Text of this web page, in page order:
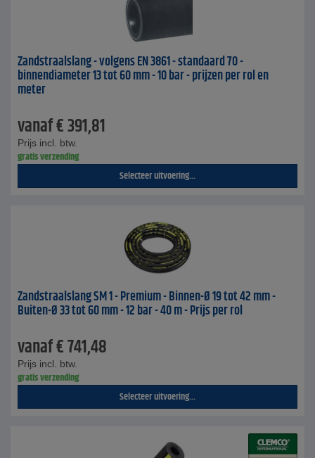
Zandstraalslang - volgens EN 3861 - standaard 70 -
binnendiameter 13 tot 60 mm - 10 bar - prijzen per rol en
meter
vanaf€391,81
Prijs incl. btw.
gratis verzending
Selecteer uitvoering...
Zandstraalslang SM 1 - Premium - Binnen-Ø 19 tot 42 mm -
Buiten-Ø 33 tot 60 mm - 12 bar - 40 m - Prijs per rol
vanaf€741,48
Prijs incl. btw.
gratis verzending
Selecteer uitvoering...